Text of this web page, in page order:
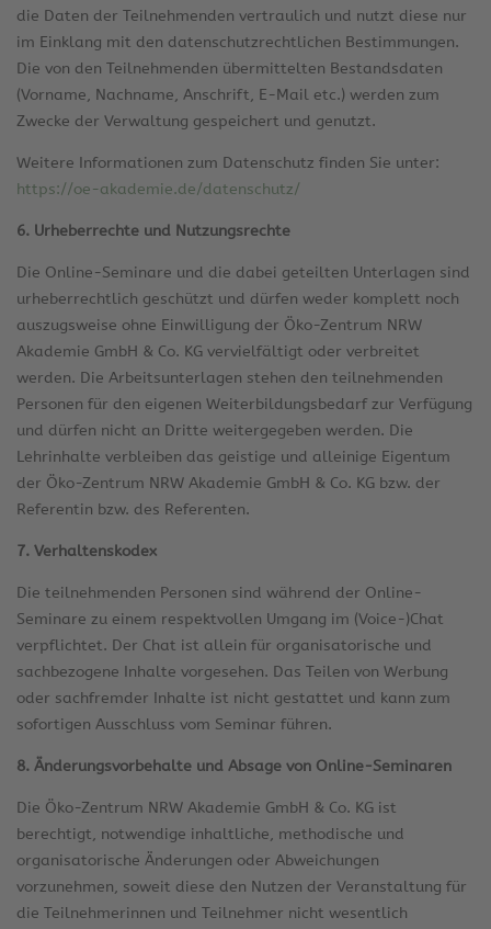
die Daten der Teilnehmenden vertraulich und nutzt diese nur
im Einklang mit den datenschutzrechtlichen Bestimmungen.
Die von den Teilnehmenden übermittelten Bestandsdaten
(Vorname, Nachname, Anschrift, E-Mail etc.) werden zum
Zwecke der Verwaltung gespeichert und genutzt.
Weitere Informationen zum Datenschutz finden Sie unter:
https://oe-akademie.de/datenschutz/
6. Urheberrechte und Nutzungsrechte
Die Online-Seminare und die dabei geteilten Unterlagen sind
urheberrechtlich geschützt und dürfen weder komplett noch
auszugsweise ohne Einwilligung der Öko-Zentrum NRW
Akademie GmbH & Co. KG vervielfältigt oder verbreitet
werden. Die Arbeitsunterlagen stehen den teilnehmenden
Personen für den eigenen Weiterbildungsbedarf zur Verfügung
und dürfen nicht an Dritte weitergegeben werden. Die
Lehrinhalte verbleiben das geistige und alleinige Eigentum
der Öko-Zentrum NRW Akademie GmbH & Co. KG bzw. der
Referentin bzw. des Referenten.
7. Verhaltenskodex
Die teilnehmenden Personen sind während der Online-
Seminare zu einem respektvollen Umgang im (Voice-)Chat
verpflichtet. Der Chat ist allein für organisatorische und
sachbezogene Inhalte vorgesehen. Das Teilen von Werbung
oder sachfremder Inhalte ist nicht gestattet und kann zum
sofortigen Ausschluss vom Seminar führen.
8. Änderungsvorbehalte und Absage von Online-Seminaren
Die Öko-Zentrum NRW Akademie GmbH & Co. KG ist
berechtigt, notwendige inhaltliche, methodische und
organisatorische Änderungen oder Abweichungen
vorzunehmen, soweit diese den Nutzen der Veranstaltung für
die Teilnehmerinnen und Teilnehmer nicht wesentlich